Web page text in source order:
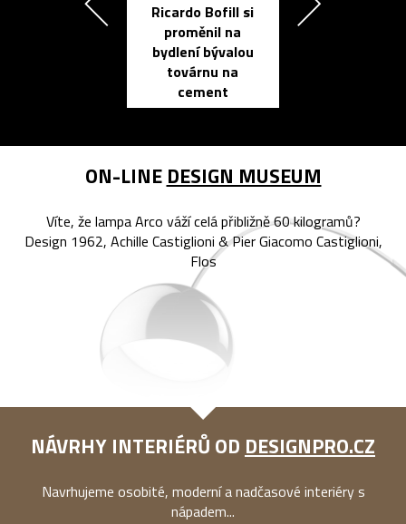
Ricardo Bofill si
proměnil na
bydlení bývalou
továrnu na
cement
ON-LINE DESIGN MUSEUM
Víte, že lampa Arco váží celá přibližně 60 kilogramů?
Design 1962, Achille Castiglioni & Pier Giacomo Castiglioni,
Flos
NÁVRHY INTERIÉRŮ OD DESIGNPRO.CZ
Navrhujeme osobité, moderní a nadčasové interiéry s
nápadem...